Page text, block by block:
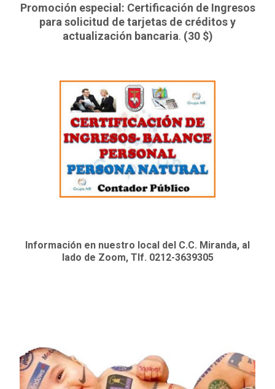
Promoción especial: Certificación de Ingresos
para solicitud de tarjetas de créditos y
actualización bancaria. (30 $)
Información en nuestro local del C.C. Miranda, al
lado de Zoom, Tlf. 0212-3639305